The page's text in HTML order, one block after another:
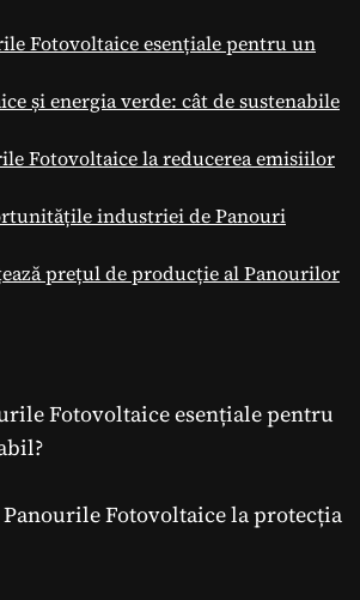
Fotovoltaice esențiale pentru un
și energia verde: cât de sustenabile
Fotovoltaice la reducerea emisiilor
industriei de Panouri
prețul de producție al Panourilor
Fotovoltaice esențiale pentru
Fotovoltaice la protecția